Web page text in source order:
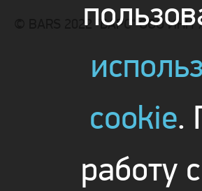
© BARS 2022 "БАРС" ООО ИНН
cookie.
работу